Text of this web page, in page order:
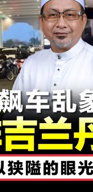
似不满青年的目光，
年推倒后展开了长达3
仅对青年拳打脚踢、
壶砸向青年。
口求饶，甚至试图踉跄
前往警局报案，警方也
在事发时正处于醉酒